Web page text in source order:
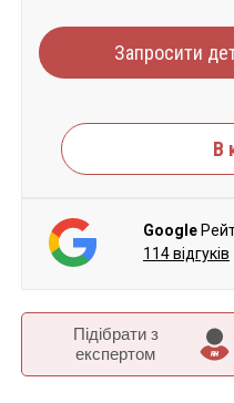
Підібрати з
експертом
Запросити
В
Google
114 відгуків